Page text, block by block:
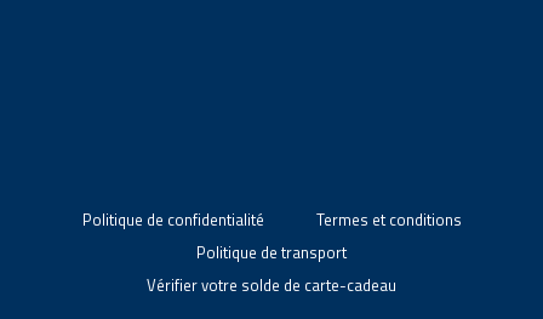
Politique de confidentialité
Termes et conditions
Politique de transport
Vérifier votre solde de carte-cadeau